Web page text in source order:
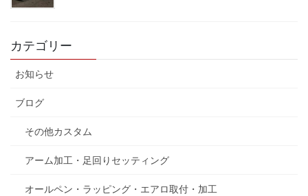
カテゴリー
お知らせ
ブログ
その他カスタム
アーム加工・足回りセッティング
オールペン・ラッピング・エアロ取付・加工